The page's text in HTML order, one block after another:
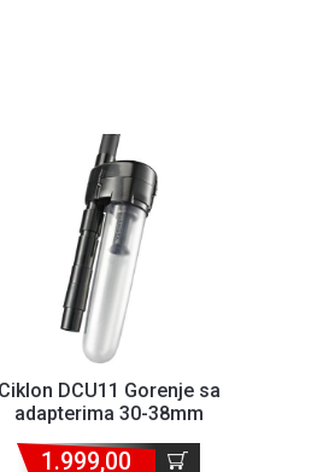
Ciklon DCU11 Gorenje sa
adapterima 30-38mm
1.999,00